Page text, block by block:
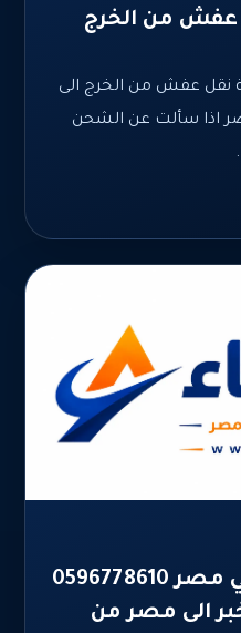
نقل عفش من الخرج
عفش من الخرج الى
اذا سألت عن الشحن
شركة شحن من الخبر الي مصر 0596778610
الى مصر من